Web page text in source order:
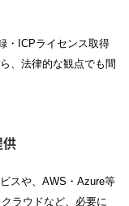
・ICPライセンス取得
、法律的な観点でも間
スや、AWS・Azure等
ラウドなど、必要に